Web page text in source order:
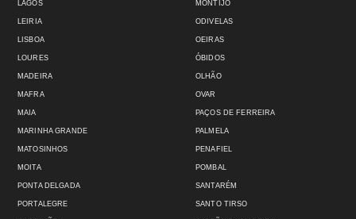
LAGOS
LEIRIA
LISBOA
LOURES
MADEIRA
MAFRA
MAIA
MARINHA GRANDE
MATOSINHOS
MOITA
MONTIJO
ODIVELAS
OEIRAS
ÓBIDOS
OLHÃO
OVAR
PAÇOS DE FERREIRA
PALMELA
PENAFIEL
POMBAL
PONTA DELGADA
PORTALEGRE
SANTARÉM
SANTO TIRSO